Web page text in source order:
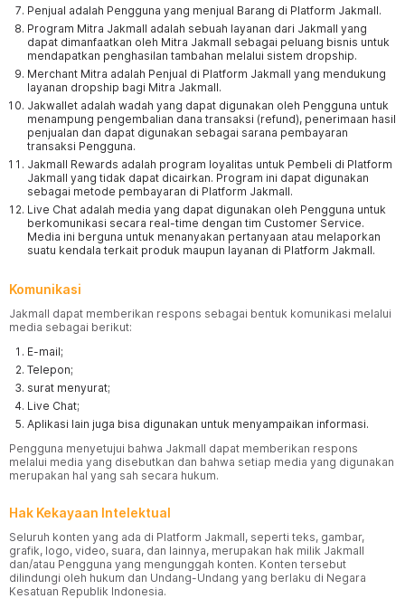
Penjual adalah Pengguna yang menjual Barang di Platform Jakmall.
Program Mitra Jakmall adalah sebuah layanan dari Jakmall yang
dapat dimanfaatkan oleh Mitra Jakmall sebagai peluang bisnis untuk
mendapatkan penghasilan tambahan melalui sistem dropship.
Merchant Mitra adalah Penjual di Platform Jakmall yang mendukung
layanan dropship bagi Mitra Jakmall.
Jakwallet adalah wadah yang dapat digunakan oleh Pengguna untuk
menampung pengembalian dana transaksi (refund), penerimaan hasil
penjualan dan dapat digunakan sebagai sarana pembayaran
transaksi Pengguna.
Jakmall Rewards adalah program loyalitas untuk Pembeli di Platform
Jakmall yang tidak dapat dicairkan. Program ini dapat digunakan
sebagai metode pembayaran di Platform Jakmall.
Live Chat adalah media yang dapat digunakan oleh Pengguna untuk
berkomunikasi secara real-time dengan tim Customer Service.
Media ini berguna untuk menanyakan pertanyaan atau melaporkan
suatu kendala terkait produk maupun layanan di Platform Jakmall.
Komunikasi
Jakmall dapat memberikan respons sebagai bentuk komunikasi melalui
media sebagai berikut:
E-mail;
Telepon;
surat menyurat;
Live Chat;
Aplikasi lain juga bisa digunakan untuk menyampaikan informasi.
Pengguna menyetujui bahwa Jakmall dapat memberikan respons
melalui media yang disebutkan dan bahwa setiap media yang digunakan
merupakan hal yang sah secara hukum.
Hak Kekayaan Intelektual
Seluruh konten yang ada di Platform Jakmall, seperti teks, gambar,
grafik, logo, video, suara, dan lainnya, merupakan hak milik Jakmall
dan/atau Pengguna yang mengunggah konten. Konten tersebut
dilindungi oleh hukum dan Undang-Undang yang berlaku di Negara
Kesatuan Republik Indonesia.